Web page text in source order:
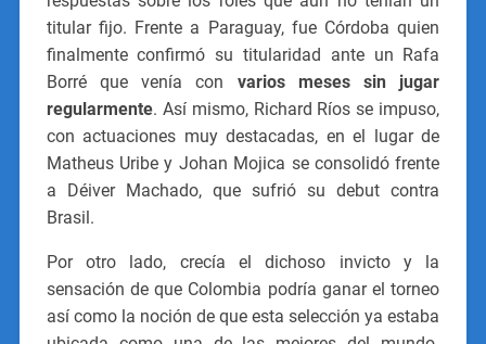
titular fijo. Frente a Paraguay, fue Córdoba quien
finalmente confirmó su titularidad ante un Rafa
Borré que venía con varios meses sin jugar
regularmente. Así mismo, Richard Ríos se impuso,
con actuaciones muy destacadas, en el lugar de
Matheus Uribe y Johan Mojica se consolidó frente
a Déiver Machado, que sufrió su debut contra
Brasil.
Por otro lado, crecía el dichoso invicto y la
sensación de que Colombia podría ganar el torneo
así como la noción de que esta selección ya estaba